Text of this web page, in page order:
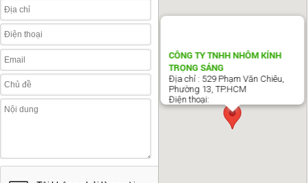
CÔNG TY TNHH NHÔM KÍNH
TRỌNG SÁNG
Địa chỉ : 529 Phạm Văn Chiêu,
Phường 13, TP.HCM
Điện thoại: